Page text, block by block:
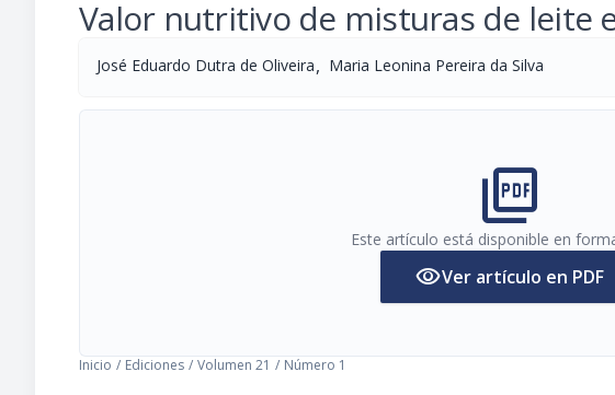
Valor nutritivo de misturas de leite
José Eduardo Dutra de Oliveira, Maria Leonina Pereira da Silva
picture_as_pdf
Este artículo está disponible en
visibilityVer artículo en PDF
Inicio / Ediciones / Volumen 21 / Número 1